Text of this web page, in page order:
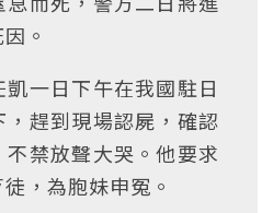
。
一日下午在我國駐日
趕到現場認屍，確認
禁放聲大哭。他要求
，為胞妹申冤。